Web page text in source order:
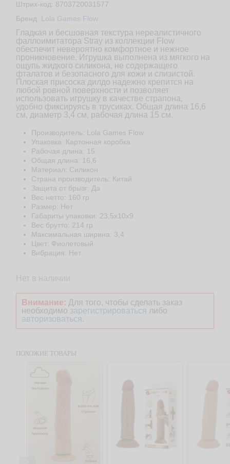
Штрих-код: 8703720031577
Бренд:
Lola Games Flow
Гладкая и бесшовная текстура нереалистичного
фаллоимитатора Stray из коллекции Flow
обеспечит невероятно комфортное и нежное
проникновение. Игрушка выполнена из мягкого на
ощупь жидкого силикона, не содержащего
фталатов и безопасного для кожи и слизистой.
Плоская присоска дилдо надежно крепится на
любой ровной поверхности и позволяет
использовать игрушку в качестве страпона,
удобно фиксируясь в трусиках. Общая длина 16,6
см, диаметр 3,4 см, рабочая длина 15 см.
Производитель: Lola Games Flow
Упаковка: Картонная коробка
Рабочая длина: 15
Общая длина: 16,6
Материал: Cиликон
Страна производитель: Китай
Защита от брызг: Да
Веc нетто: 160 гр
Размер: Нет
Габариты упаковки: 23,5x10x9
Веc брутто: 214 гр
Максимальная ширина: 3,4
Цвет: Фиолетовый
Вибрация: Нет
Внимание: Для того, чтобы сделать заказ
необходимо зарегистрироваться либо
авторизоваться .
ПОХОЖИЕ ТОВАРЫ